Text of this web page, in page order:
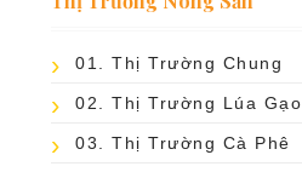
01. Thị Trường Chung
02. Thị Trường Lúa Gạo
03. Thị Trường Cà Phê